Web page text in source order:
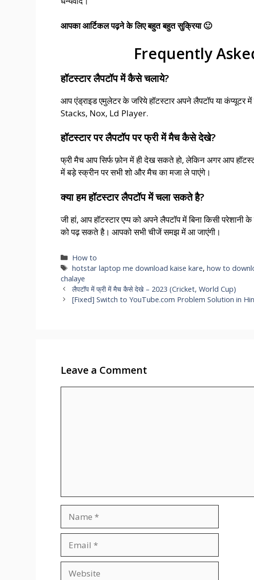
आपका आर्टिकल पढ़ने के लिए बहुत बहुत सुक्रिया 🙂
Frequently
हॉटस्टार लैपटॉप में कैसे चलाये?
आप एंड्राइड एमुलेटर के जरिये हॉटस्टार अपने लैपटॉप या
Stacks, Nox, Ld Player.
हॉटस्टार पर लैपटॉप पर फ्री में मैच कैसे देखे?
फ्री मैच आप सिर्फ फ़ोन में ही देख सकते हो, लेकिन अगर आप
में बड़े स्क्रीन पर सभी शो और मैच का मजा ले पाएंगे।
क्या हम हॉटस्टार लैपटॉप में चला सकते है?
जी हां, आप हॉटस्टार एप्प को अपने लैपटॉप में बिना किसी
को पढ़ सकते है। आपको सभी चीजें समझ में आ जाएंगी।
Categories
How to
Tags
hotstar laptop me download kaise kare,how to
chalaye
लैपटॉप में फ्री में मैच कैसे देखे – 2023 (Cricket, World Cup)
[Fixed] Switch to YouTube.com Problem Solution in
Leave a Comment